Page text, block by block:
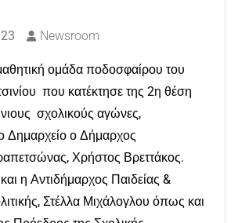
Newsroom
ομάδα ποδοσφαίρου του
που κατέκτησε της 2η θέση
σχολικούς αγώνες,
Δημαρχείο ο Δήμαρχος
Χρήστος Βρεττάκος.
η Αντιδήμαρχος Παιδείας &
Στέλλα Μιχάλογλου όπως και